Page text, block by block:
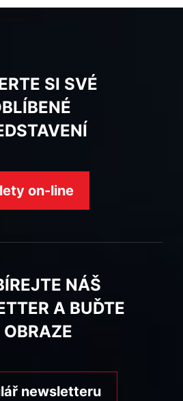
SI SVÉ
on-line
NÁŠ
A BUĎTE
newsletteru